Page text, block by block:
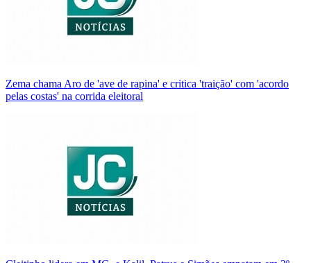
Zema chama Aro de 'ave de rapina' e critica 'traição' com 'acordo
pelas costas' na corrida eleitoral